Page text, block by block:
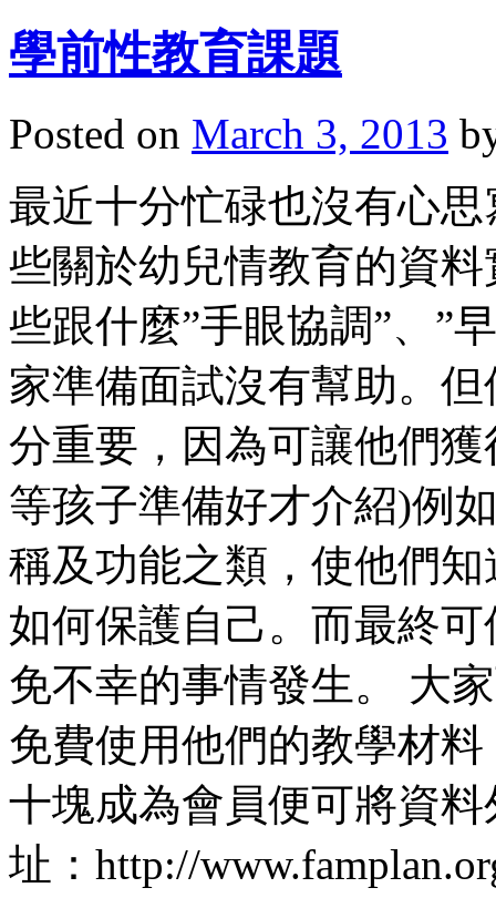
學前性教育課題
Posted on March 3, 2013
最近十分忙碌也沒有心
些關於幼兒情教育的資
些跟什麼”手眼協調”、”
家準備面試沒有幫助。
分重要，因為可讓他們
等孩子準備好才介紹)例
稱及功能之類，使他們
如何保護自己。而最終
免不幸的事情發生。 大
免費使用他們的教學材
十塊成為會員便可將資
址：http://